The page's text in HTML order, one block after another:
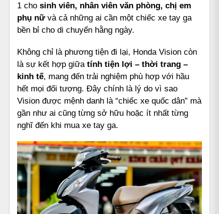
1 cho sinh viên, nhân viên văn phòng, chị em
phụ nữvà cả những ai cần một chiếc xe tay ga
bền bỉ cho di chuyển hằng ngày.
Không chỉ là phương tiện đi lại, Honda Vision còn
là sự kết hợp giữa tính tiện lợi – thời trang –
kinh tế, mang đến trải nghiệm phù hợp với hầu
hết mọi đối tượng. Đây chính là lý do vì sao
Vision được mệnh danh là “chiếc xe quốc dân” mà
gần như ai cũng từng sở hữu hoặc ít nhất từng
nghĩ đến khi mua xe tay ga.